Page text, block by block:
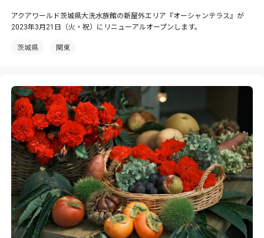
アクアワールド茨城県大洗水族館の新屋外エリア『オーシャンテラス』が
2023年3月21日（火・祝）にリニューアルオープンします。
茨城県 関東